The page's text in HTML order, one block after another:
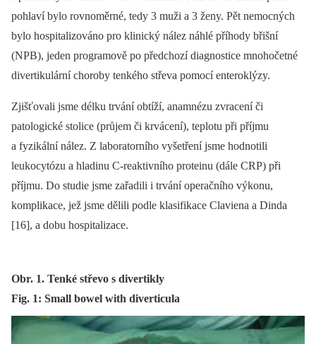
pohlaví bylo rovnoměrné, tedy 3 muži a 3 ženy. Pět nemocných
bylo hospitalizováno pro klinický nález náhlé příhody břišní
(NPB), jeden programově po předchozí diagnostice mnohočetné
divertikulární choroby tenkého střeva pomocí enteroklýzy.
Zjišťovali jsme délku trvání obtíží, anamnézu zvracení či
patologické stolice (průjem či krvácení), teplotu při příjmu
a fyzikální nález. Z laboratorního vyšetření jsme hodnotili
leukocytózu a hladinu C-reaktivního proteinu (dále CRP) při
příjmu. Do studie jsme zařadili i trvání operačního výkonu,
komplikace, jež jsme dělili podle klasifikace Claviena a Dinda
[16], a dobu hospitalizace.
Obr. 1. Tenké střevo s divertikly
Fig. 1: Small bowel with diverticula